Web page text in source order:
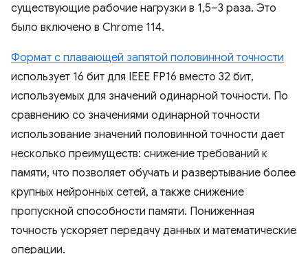
существующие рабочие нагрузки в 1,5–3 раза. Это
было включено в Chrome 114.
Формат с плавающей запятой половинной точности
использует 16 бит для IEEE FP16 вместо 32 бит,
используемых для значений одинарной точности. По
сравнению со значениями одинарной точности
использование значений половинной точности дает
несколько преимуществ: снижение требований к
памяти, что позволяет обучать и развертывание более
крупных нейронных сетей, а также снижение
пропускной способности памяти. Пониженная
точность ускоряет передачу данных и математические
операции.